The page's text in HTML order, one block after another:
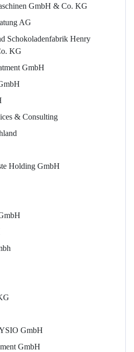
GmbH & Co. KG
AG
Schokoladenfabrik Henry
KG
GmbH
& Consulting
Holding GmbH
GmbH
GmbH